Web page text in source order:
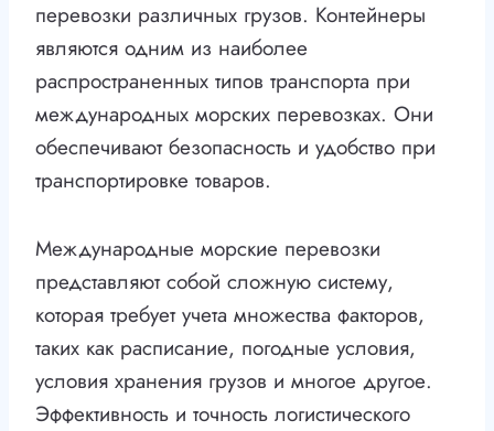
перевозки различных грузов. Контейнеры
являются одним из наиболее
распространенных типов транспорта при
международных морских перевозках. Они
обеспечивают безопасность и удобство при
транспортировке товаров.
Международные морские перевозки
представляют собой сложную систему,
которая требует учета множества факторов,
таких как расписание, погодные условия,
условия хранения грузов и многое другое.
Эффективность и точность логистического